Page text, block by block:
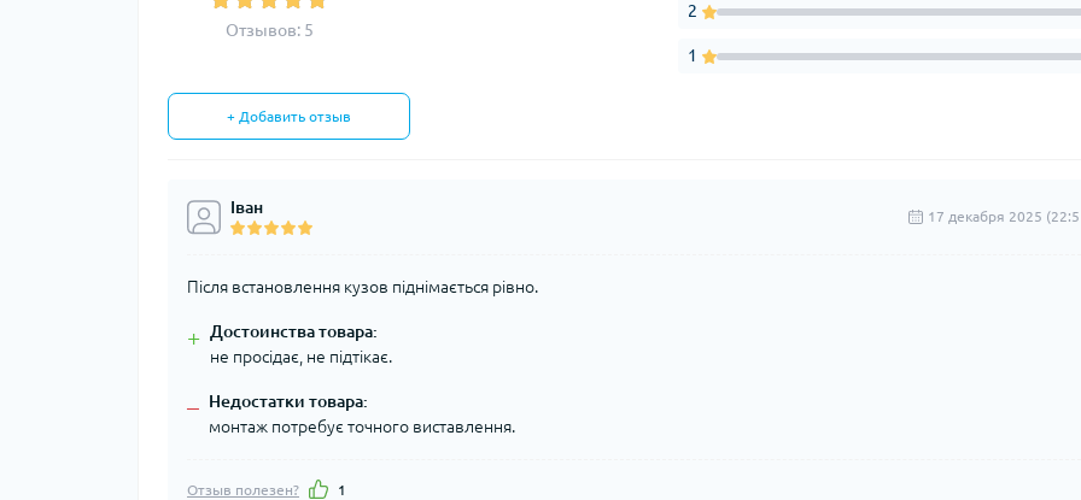
Отзывов: 5
2
1
+ Добавить отзыв
Іван 17 декабря 2025
Після встановлення кузов піднімається рівно.
+ Достоинства товара:
не просідає, не підтікає.
– Недостатки товара:
монтаж потребує точного виставлення.
Отзыв полезен? 1